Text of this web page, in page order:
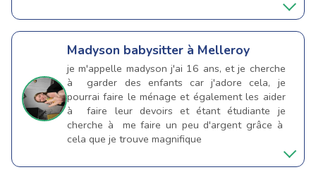
Madyson babysitter à Melleroy
je m'appelle madyson j'ai 16 ans, et je cherche
à garder des enfants car j'adore cela, je
pourrai faire le ménage et également les aider
à faire leur devoirs et étant étudiante je
cherche à me faire un peu d'argent grâce à
cela que je trouve magnifique